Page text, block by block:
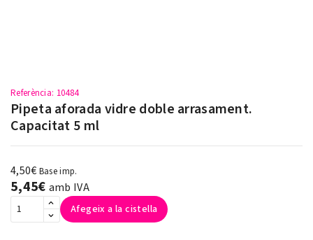
Referència: 10484
Pipeta aforada vidre doble arrasament.
Capacitat 5 ml
4,50€ Base imp.
5,45€ amb IVA
Afegeix a la cistella